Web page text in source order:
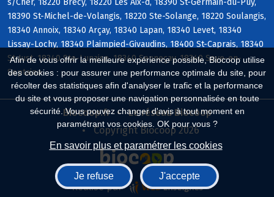
Afin de vous offrir la meilleure expérience possible, Biocoop utilise
des cookies : pour assurer une performance optimale du site, pour
récolter des statistiques afin d'analyser le trafic et la performance
du site et vous proposer une navigation personnalisée en toute
sécurité. Vous pouvez changer d'avis à tout moment en
paramétrant vos cookies. OK pour vous ?
En savoir plus et paramétrer les cookies
Je refuse J'accepte
18390 St-Michel-de-Volangis, 18220 Ste-Solange, 18220 Soulangis,
18340 Annoix, 18340 Arçay, 18340 Lapan, 18340 Levet, 18340
Lissay-Lochy, 18340 Plaimpied-Givaudins, 18400 St-Caprais, 18340
St-Just, 18340 Ste-Lunaise, 18340 Senneçay, 18340 Soye-en-
Septaine
Biocoop.fr
Le réseau Biocoop
Copyright Biocoop 2026
Réalisé par